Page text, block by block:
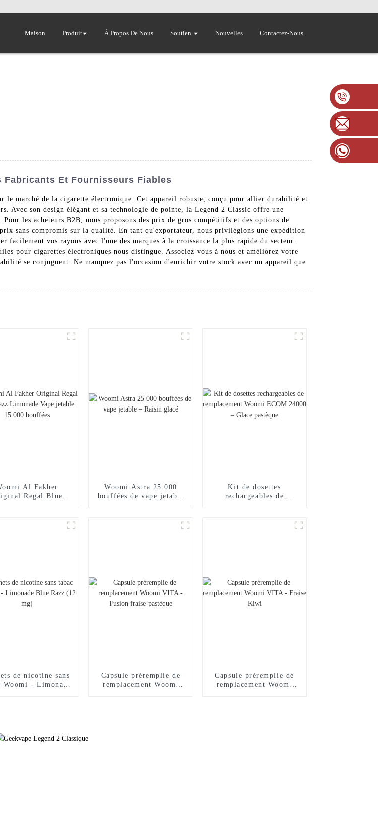
Maison Produit À Propos De Nous Soutien Nouvelles Contactez-Nous
Fabricants Et Fournisseurs Fiables
le marché de la cigarette électronique. Cet appareil robuste, conçu pour allier durabilité et
Avec son design élégant et sa technologie de pointe, la Legend 2 Classic offre une
les acheteurs B2B, nous proposons des prix de gros compétitifs et des options de
sans compromis sur la qualité. En tant qu'exportateur, nous privilégions une expédition
vos rayons avec l'une des marques à la croissance la plus rapide du secteur.
pour cigarettes électroniques nous distingue. Associez-vous à nous et améliorez votre
se conjuguent. Ne manquez pas l'occasion d'enrichir votre stock avec un appareil que
Al Fakher
Regal Blue
Woomi Astra 25 000
bouffées de vape jetable
Kit de dosettes
rechargeables de
de nicotine sans
Woomi - Limonade
Capsule préremplie de
remplacement Woomi
Capsule préremplie de
remplacement Woomi